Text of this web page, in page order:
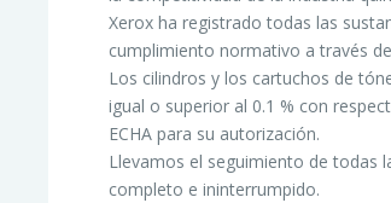
Xerox ha registrado todas las
cumplimiento normativo a través
Los cilindros y los cartuchos de
igual o superior al 0.1 % con
ECHA para su autorización.
Llevamos el seguimiento de todas
completo e ininterrumpido.